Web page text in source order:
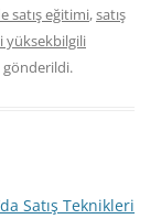
satış eğitimi,satış
yüksekbilgili
gönderildi.
Satış Teknikleri